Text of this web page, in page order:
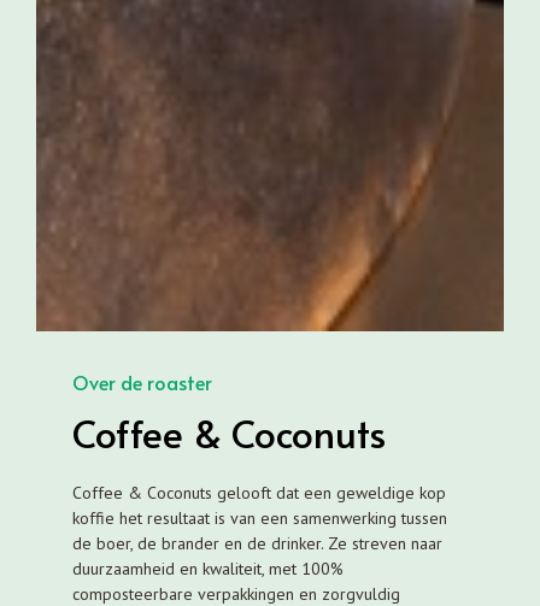
Over de roaster
Coffee & Coconuts
Coffee & Coconuts gelooft dat een geweldige kop
koffie het resultaat is van een samenwerking tussen
de boer, de brander en de drinker. Ze streven naar
duurzaamheid en kwaliteit, met 100%
composteerbare verpakkingen en zorgvuldig